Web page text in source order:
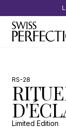
RS-28
Limited Edition